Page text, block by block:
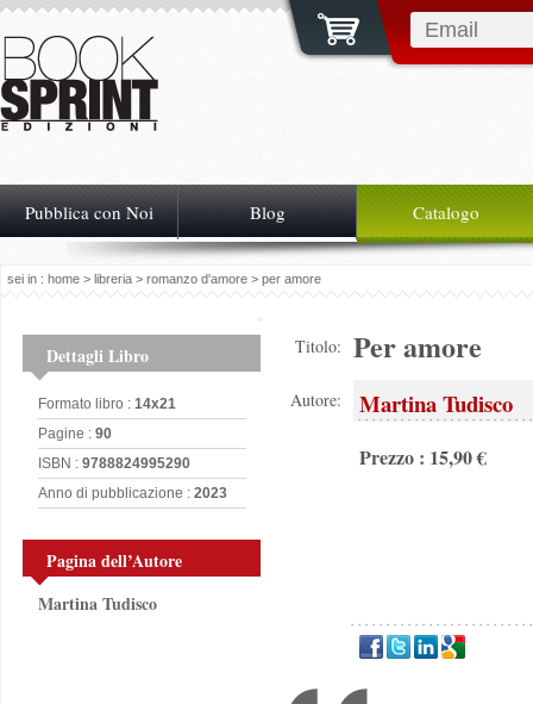
Pubblica con Noi Blog Catalogo
sei in : home > libreria > romanzo d'amore > per amore
Dettagli Libro
Formato libro : 14x21
Pagine : 90
ISBN : 9788824995290
Anno di pubblicazione : 2023
Pagina dell’Autore
Martina Tudisco
Titolo: Per amore
Autore: Martina Tudisco
Prezzo : 15,90 €